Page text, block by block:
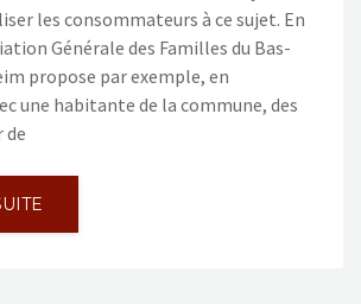
les consommateurs à ce sujet. En
Générale des Familles du Bas-
propose par exemple, en
une habitante de la commune, des
de